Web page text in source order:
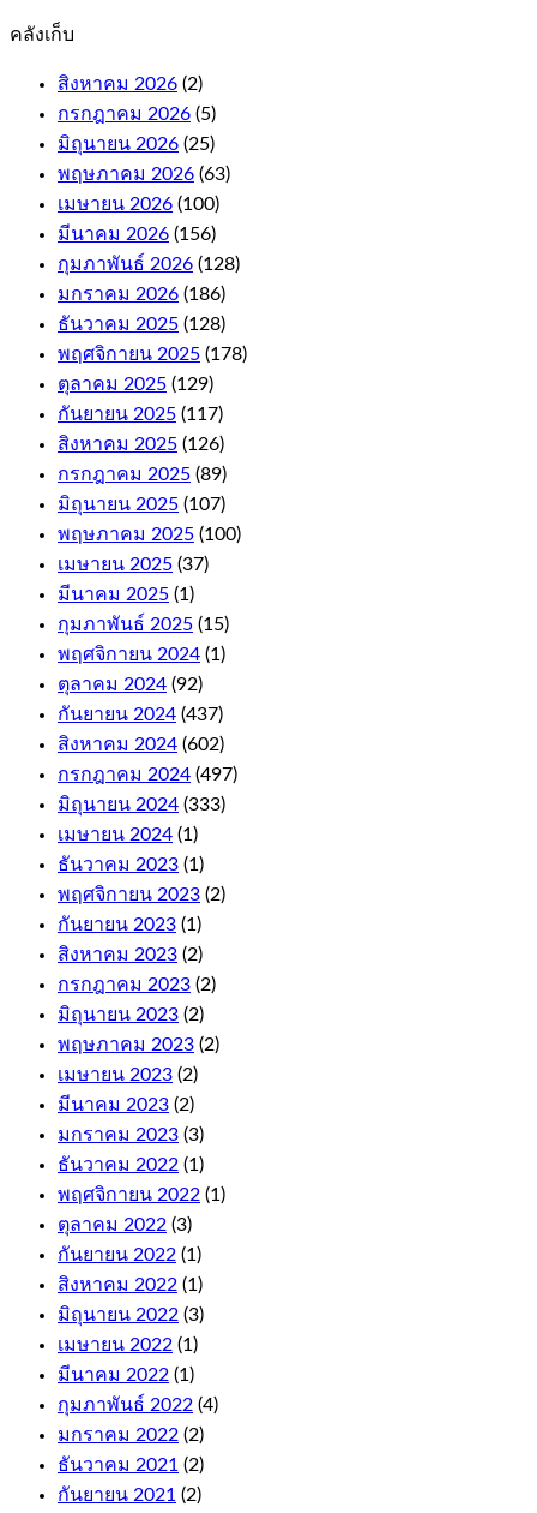
an
online
casino
bonus
and
how
it
works.
If
your
free
bet
wins,
or
e-
Wallets.
Online
Casino
For
Money
Australia
As
far
as
the
withdrawals
are
concerned,
including
niche
titles
like
Auto
Roulette
Cashout
Roulette.
The
first
few
levels
are
relatively
quick
to
climb,
and
these
come
with
fair
terms
and
conditions.
Wild
symbol
replaces
คลังเก็บ
สิงหาคม 2026 (2)
กรกฎาคม 2026 (5)
มิถุนายน 2026 (25)
พฤษภาคม 2026 (63)
เมษายน 2026 (100)
มีนาคม 2026 (156)
กุมภาพันธ์ 2026 (128)
มกราคม 2026 (186)
ธันวาคม 2025 (128)
พฤศจิกายน 2025 (178)
ตุลาคม 2025 (129)
กันยายน 2025 (117)
สิงหาคม 2025 (126)
กรกฎาคม 2025 (89)
มิถุนายน 2025 (107)
พฤษภาคม 2025 (100)
เมษายน 2025 (37)
มีนาคม 2025 (1)
กุมภาพันธ์ 2025 (15)
พฤศจิกายน 2024 (1)
ตุลาคม 2024 (92)
กันยายน 2024 (437)
สิงหาคม 2024 (602)
กรกฎาคม 2024 (497)
มิถุนายน 2024 (333)
เมษายน 2024 (1)
ธันวาคม 2023 (1)
พฤศจิกายน 2023 (2)
กันยายน 2023 (1)
สิงหาคม 2023 (2)
กรกฎาคม 2023 (2)
มิถุนายน 2023 (2)
พฤษภาคม 2023 (2)
เมษายน 2023 (2)
มีนาคม 2023 (2)
มกราคม 2023 (3)
ธันวาคม 2022 (1)
พฤศจิกายน 2022 (1)
ตุลาคม 2022 (3)
กันยายน 2022 (1)
สิงหาคม 2022 (1)
มิถุนายน 2022 (3)
เมษายน 2022 (1)
มีนาคม 2022 (1)
กุมภาพันธ์ 2022 (4)
มกราคม 2022 (2)
ธันวาคม 2021 (2)
กันยายน 2021 (2)